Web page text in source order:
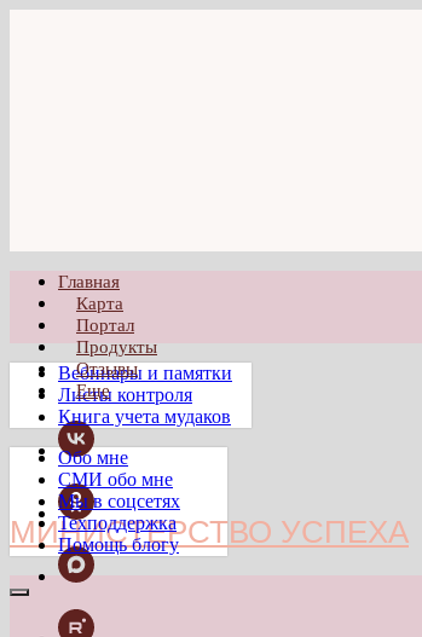
МИНИСТЕРСТВО УСПЕХА
Главная
Карта
Портал
Продукты
Отзывы
Еще
Вебинары и памятки
Листы контроля
Книга учета мудаков
Обо мне
СМИ обо мне
Мы в соцсетях
Техподдержка
Помощь блогу